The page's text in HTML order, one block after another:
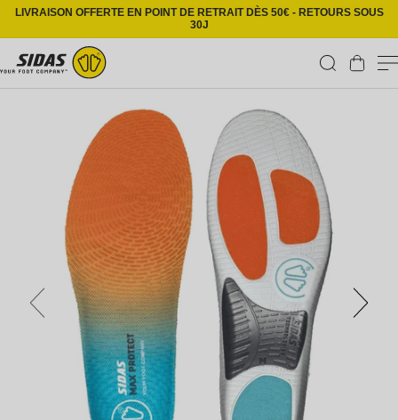
Ignorer et passer au contenu
LIVRAISON OFFERTE EN POINT DE RETRAIT DÈS 50€ - RETOURS SOUS
30J
Panier